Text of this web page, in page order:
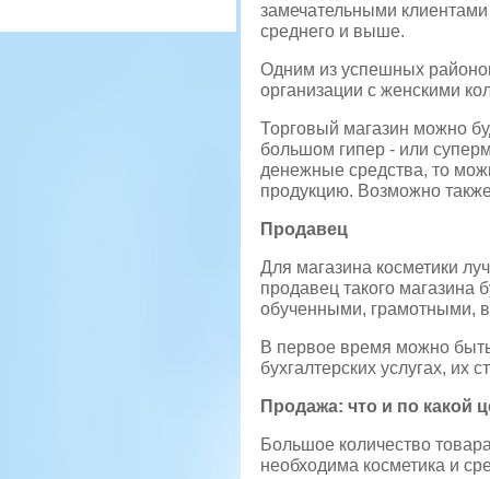
замечательными
среднего и выше.
Одним из успешных районов
организации с женскими
Торговый магазин можно
большом гипер - или
денежные средства, то
продукцию. Возможно
Продавец
Для магазина косметики
продавец такого магазина
обученными, грамотными,
В первое время можно
бухгалтерских услугах, их
Продажа: что и по какой
Большое количество
необходима косметика и